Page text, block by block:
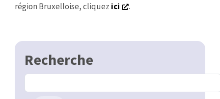
région Bruxelloise, cliquez ici .
Recherche